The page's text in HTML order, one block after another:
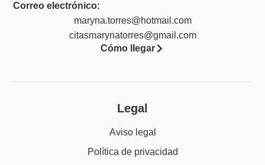
Correo electrónico:
maryna.torres@hotmail.com
citasmarynatorres@gmail.com
Cómo llegar
Legal
Aviso legal
Política de privacidad